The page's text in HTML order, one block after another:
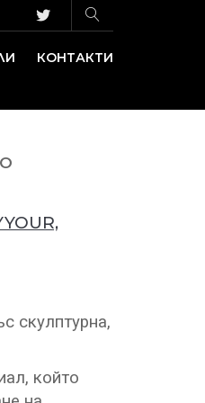
КОНТАКТИ
скулптурна,
който